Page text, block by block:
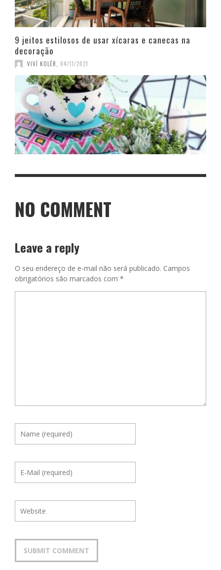
9 jeitos estilosos de usar xícaras e canecas na
decoração
VIVÍ KOLÉR 04/11/2021
NO COMMENT
Leave a reply
O seu endereço de e-mail não será publicado. Campos
obrigatórios são marcados com *